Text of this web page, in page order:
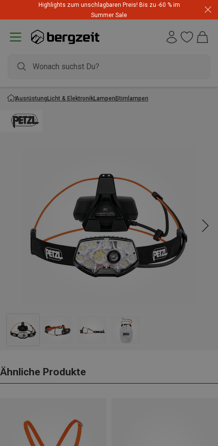
Highlights zum unschlagbaren Preis! Bis zu -60 % im
Summer Sale
AusrüstungLicht & ElektronikLampenStirnlampen
Ähnliche Produkte